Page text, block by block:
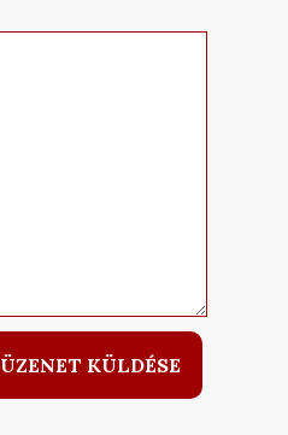
ÜZENET KÜLDÉSE